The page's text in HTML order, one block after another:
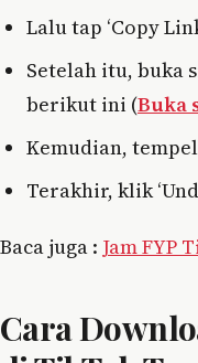
Lalu tap ‘Copy
Setelah itu, buka
berikut ini (Buka
Kemudian,
Terakhir, klik
Baca juga : Jam FYP
Cara